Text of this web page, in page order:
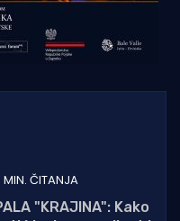
MIN. ČITANJA
"KRAJINA": Kako